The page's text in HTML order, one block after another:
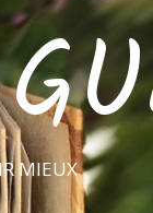
MIEUX